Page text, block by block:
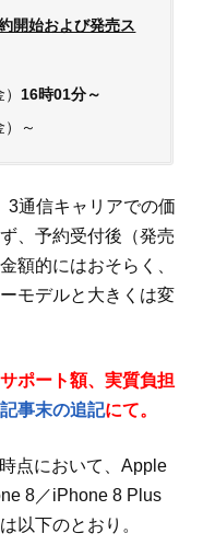
始および発売ス
16時01分～
～
3通信キャリアでの価
、予約受付後（発売
額的にはおそらく、
モデルと大きくは変
ポート額、実質負担
記事末の追記にて。
点において、Apple
8／iPhone 8 Plus
以下のとおり。